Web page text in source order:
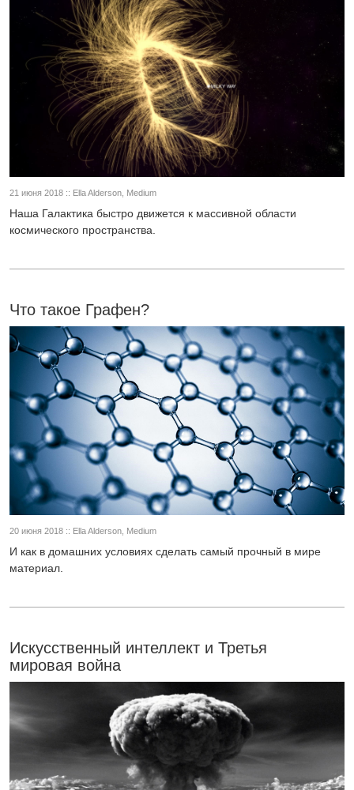
21 июня 2018 :: Ella Alderson, Medium
Наша Галактика быстро движется к массивной области
космического пространства.
Что такое Графен?
20 июня 2018 :: Ella Alderson, Medium
И как в домашних условиях сделать самый прочный в мире
материал.
Искусственный интеллект и Третья
мировая война